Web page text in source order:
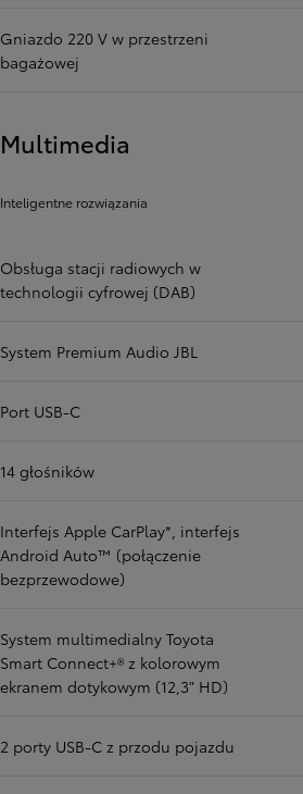
Gniazdo 220 V w przestrzeni
bagażowej
Multimedia
Inteligentne rozwiązania
Obsługa stacji radiowych w
technologii cyfrowej (DAB)
System Premium Audio JBL
Port USB-C
14 głośników
Interfejs Apple CarPlay*, interfejs
Android Auto™ (połączenie
bezprzewodowe)
System multimedialny Toyota
Smart Connect+® z kolorowym
ekranem dotykowym (12,3" HD)
2 porty USB-C z przodu pojazdu